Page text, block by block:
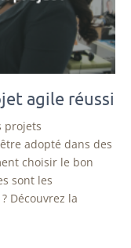
agile réussi
projets
adopté dans des
choisir le bon
sont les
Découvrez la